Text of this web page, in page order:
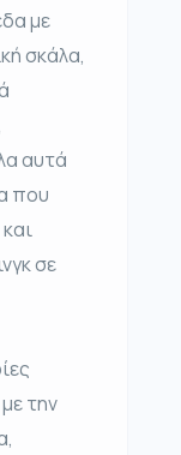
με
σκάλα,
αυτά
που
σε
την